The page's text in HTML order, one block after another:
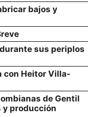
bajos y
sus periplos
con Heitor Villa-
de Gentil
y producción